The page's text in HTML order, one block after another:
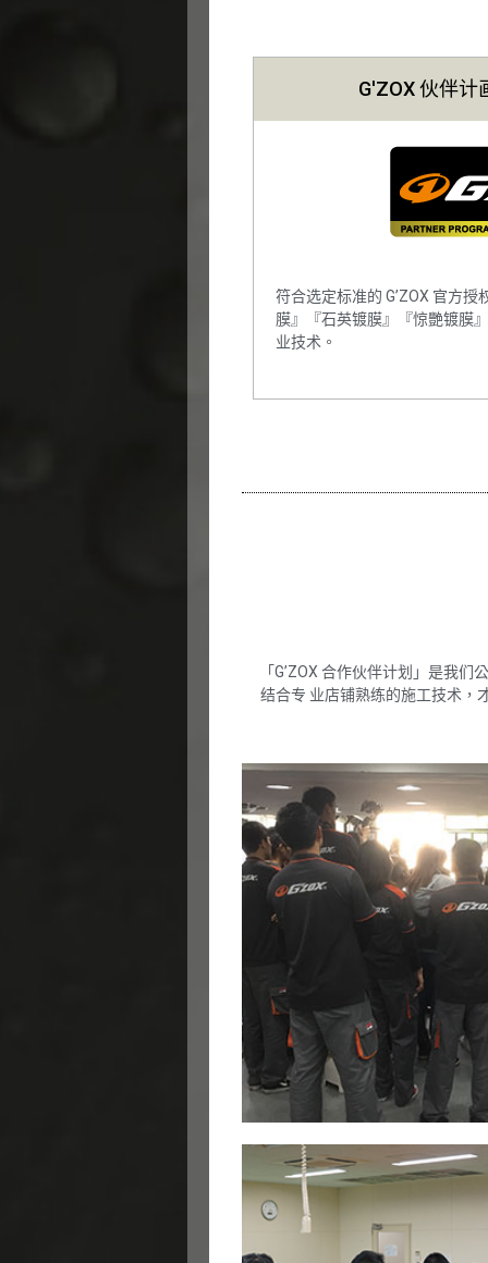
G'ZOX 伙伴计
符合选定标准的 G’ZOX 官方
膜』『石英镀膜』『惊艷镀膜
业技术。
「G’ZOX 合作伙伴计划」是我
结合专 业店铺熟练的施工技术，